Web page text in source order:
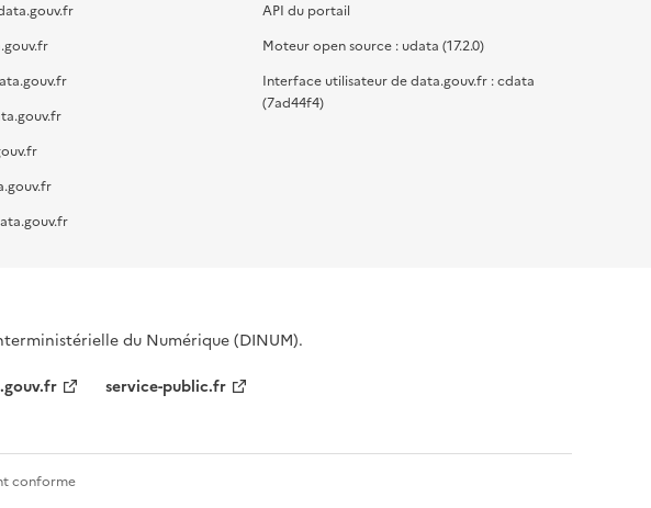
API du portail
Moteur open source : udata (17.2.0)
Interface utilisateur de data.gouv.fr : cdata
(7ad44f4)
du Numérique (DINUM).
service-public.fr
conforme